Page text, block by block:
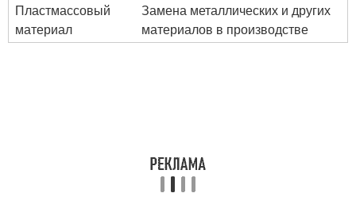
Пластмассовый
материал
Замена металлических и других
материалов в производстве